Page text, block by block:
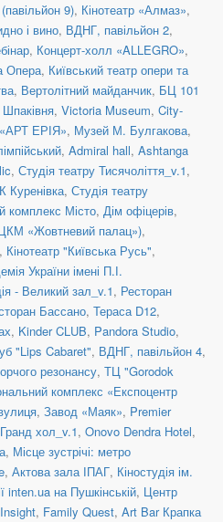
9), Кінотеатр «Алмаз»,
і вино, ВДНГ, павільйон 2,
, Концерт-холл «ALLEGRO»,
Опера, Київський театр опери та
, Вертолітний майданчик, БЦ 101
Шпаківня, Victoria Museum, City-
ЕРІЯ», Музей М. Булгакова,
, Admiral hall, Ashtanga
, Студія театру Тисячоліття_v.1,
Куренівка, Студія театру
комплекс Місто, Дім офіцерів,
«Жовтневий палац»),
, Кінотеатр "Київська Русь",
України імені П.І.
- Великий зал_v.1, Ресторан
Бассано, Тераса D12,
, Kinder CLUB, Pandora Studio,
"Lips Cabaret", ВДНГ, павільйон 4,
резонансу, ТЦ "Gorodok
комплекс «Експоцентр
, Завод «Маяк», Premier
хол_v.1, Onovo Dendra Hotel,
, Місце зустрічі: метро
, Актова зала ІПАГ, Кіностудія ім.
inten.ua на Пушкінській, Центр
, Family Quest, Art Bar Крапка